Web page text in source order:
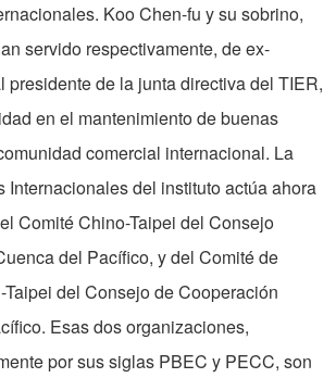
Koo Chen-fu y su sobrino,
servido respectiva­mente, de ex-
presidente de la junta directiva del TIER,
en el mantenimiento de buenas
comercial internacional. La
Internacionales del instituto actúa ahora
Comité Chino-Taipei del Consejo
del Pacífico, y del Comité de
del Consejo de Cooperación
Esas dos organizaciones,
por sus siglas PBEC y PECC, son